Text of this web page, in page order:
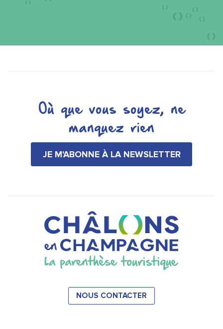
Où que vous soyez, ne
manquez rien
JE M'ABONNE À LA NEWSLETTER
NOUS CONTACTER